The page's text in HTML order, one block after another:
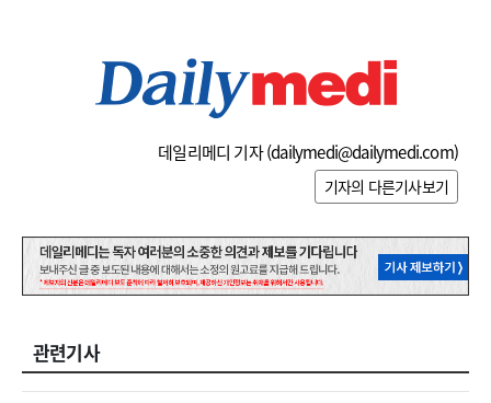
데일리메디 기자 (dailymedi@dailymedi.com)
기자의 다른기사보기
관련기사